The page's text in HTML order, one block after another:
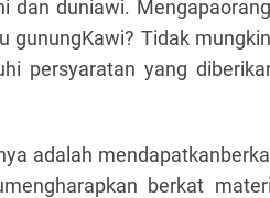
dan duniawi.
gunungKawi? Tidak
persyaratan yang
adalah
berkat